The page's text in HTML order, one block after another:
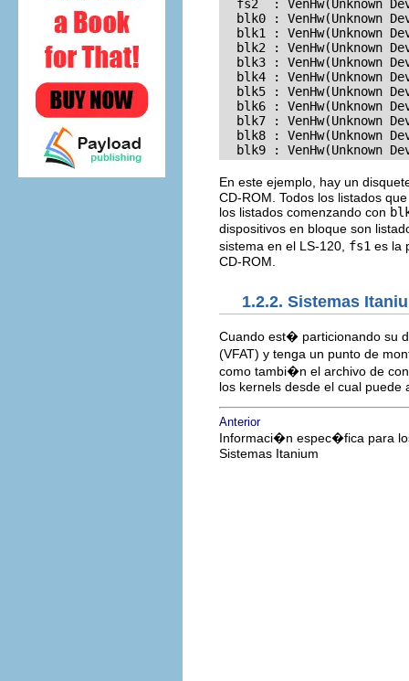
fs2  : VenHw(Unknown
blk0 : VenHw(Unknown
blk1 : VenHw(Unknown
blk2 : VenHw(Unknown
blk3 : VenHw(Unknown
blk4 : VenHw(Unknown
blk5 : VenHw(Unknown
blk6 : VenHw(Unknown
blk7 : VenHw(Unknown
blk8 : VenHw(Unknown
blk9 : VenHw(Unknown
En este ejemplo, hay un
CD-ROM. Todos los listados
los listados comenzando con
dispositivos en bloque son
sistema en el LS-120, fs1 es la
CD-ROM.
1.2.2. Sistemas
Cuando est� particionando su
(VFAT) y tenga un punto de
como tambi�n el archivo de
los kernels desde el cual puede
Anterior
Informaci�n espec�fica para
Sistemas Itanium